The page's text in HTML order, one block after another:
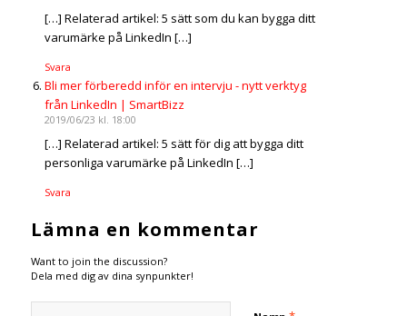
[…] Relaterad artikel: 5 sätt som du kan bygga ditt
varumärke på LinkedIn […]
Svara
Bli mer förberedd inför en intervju - nytt verktyg
från LinkedIn | SmartBizz
2019/06/23 kl. 18:00
[…] Relaterad artikel: 5 sätt för dig att bygga ditt
personliga varumärke på LinkedIn […]
Svara
Lämna en kommentar
Want to join the discussion?
Dela med dig av dina synpunkter!